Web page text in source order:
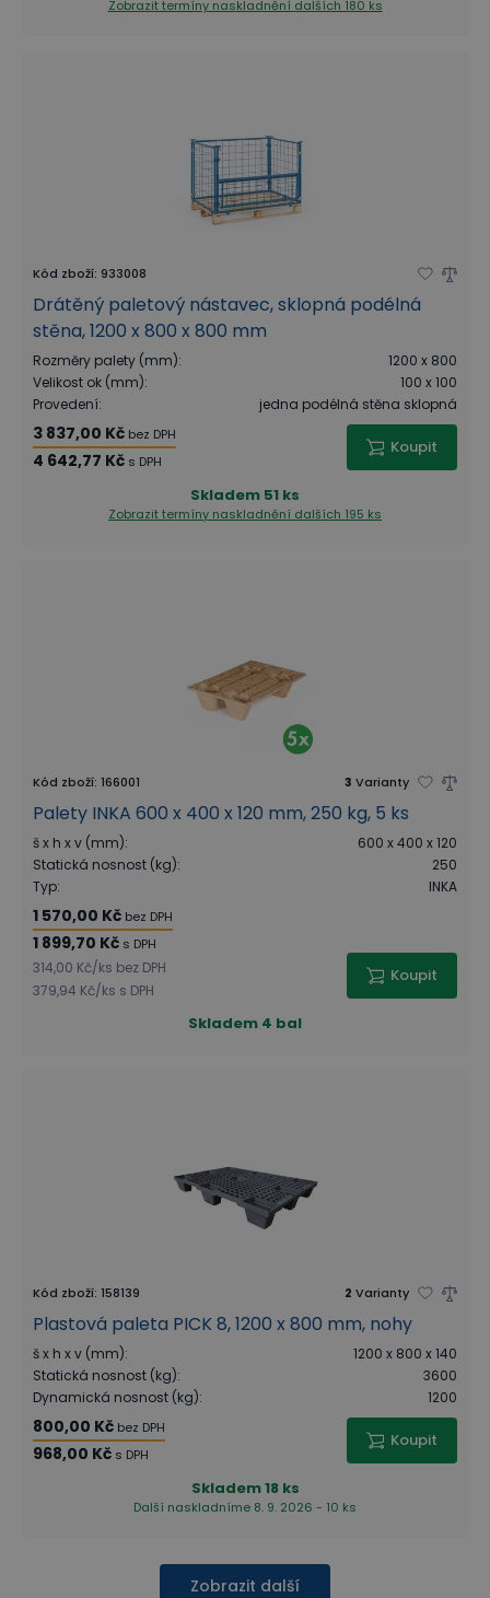
Zobrazit termíny naskladnění dalších 180 ks
Kód zboží: 933008
Drátěný paletový nástavec, sklopná podélná
stěna, 1200 x 800 x 800 mm
Rozměry palety (mm):
1200 x 800
Velikost ok (mm):
100 x 100
Provedení: jedna podélná stěna sklopná
3 837,00 Kč bez DPH
4 642,77 Kč s DPH
Koupit
Skladem 51 ks
Zobrazit termíny naskladnění dalších 195 ks
Kód zboží: 166001 3 Varianty
Palety INKA 600 x 400 x 120 mm, 250 kg, 5 ks
š x h x v (mm):
600 x 400 x 120
Statická nosnost (kg):
250
Typ: INKA
1 570,00 Kč bez DPH
1 899,70 Kč s DPH
314,00 Kč/ks bez DPH
379,94 Kč/ks s DPH
Koupit
Skladem 4 bal
Kód zboží: 158139 2 Varianty
Plastová paleta PICK 8, 1200 x 800 mm, nohy
š x h x v (mm):
1200 x 800 x 140
Statická nosnost (kg):
3600
Dynamická nosnost (kg): 1200
800,00 Kč bez DPH
968,00 Kč s DPH
Koupit
Skladem18 ks
Další naskladníme 8. 9. 2026 - 10 ks
Zobrazit další